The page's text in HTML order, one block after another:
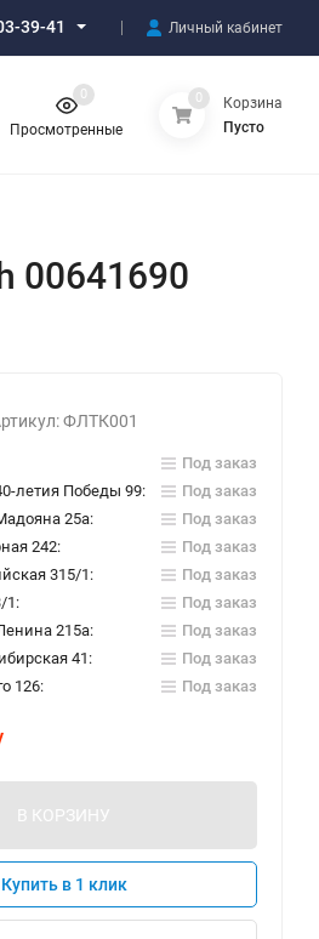
39-41 Личный кабинет
Просмотренные
0 0
Корзина
Пусто
00641690
ФЛТК001
Под заказ
летия Победы 99:
Под заказ
25а:
Под заказ
242:
Под заказ
315/1:
Под заказ
1:
Под заказ
215а:
Под заказ
41:
Под заказ
126:
Под заказ
В КОРЗИНУ
Купить в 1 клик